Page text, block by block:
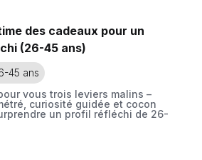
des cadeaux pour un
(26-45 ans)
45 ans
vous trois leviers malins –
curiosité guidée et cocon
un profil réfléchi de 26-